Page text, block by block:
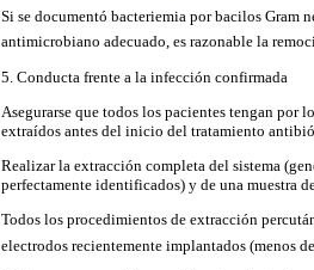
Si se documentó bacteriemia por bacilos Gram
antimicrobiano adecuado, es razonable la
5. Conducta frente a la infección confirmada
Asegurarse que todos los pacientes tengan por
extraídos antes del inicio del tratamiento
Realizar la extracción completa del sistema
perfectamente identificados) y de una muestra
Todos los procedimientos de extracción
electrodos recientemente implantados (menos